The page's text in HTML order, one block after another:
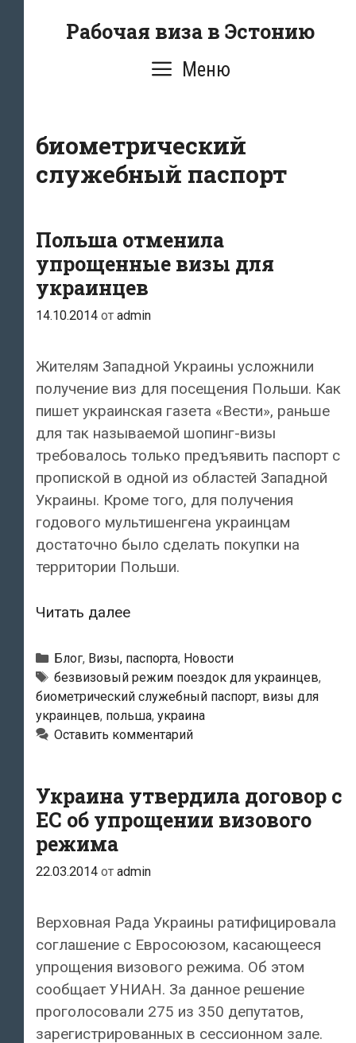
Рабочая виза в Эстонию
Меню
биометрический
служебный паспорт
Польша отменила
упрощенные визы для
украинцев
14.10.2014 от admin
Жителям Западной Украины усложнили
получение виз для посещения Польши. Как
пишет украинская газета «Вести», раньше
для так называемой шопинг-визы
требовалось только предъявить паспорт с
пропиской в одной из областей Западной
Украины. Кроме того, для получения
годового мультишенгена украинцам
достаточно было сделать покупки на
территории Польши.
Читать далееПольша
упрощенные
визы
для
украинцев
Рубрики
Блог, Визы, паспорта, Новости
Метки
безвизовый режим поездок для украинцев,
биометрический служебный паспорт, визы для
украинцев, польша, украина
Оставить комментарий
Украина утвердила договор с
ЕС об упрощении визового
режима
22.03.2014 от admin
Верховная Рада Украины ратифицировала
соглашение с Евросоюзом, касающееся
упрощения визового режима. Об этом
сообщает УНИАН. За данное решение
проголосовали 275 из 350 депутатов,
зарегистрированных в сессионном зале.